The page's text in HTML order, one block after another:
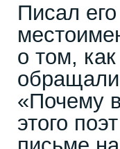
Писал
о том,
«Почему
этого